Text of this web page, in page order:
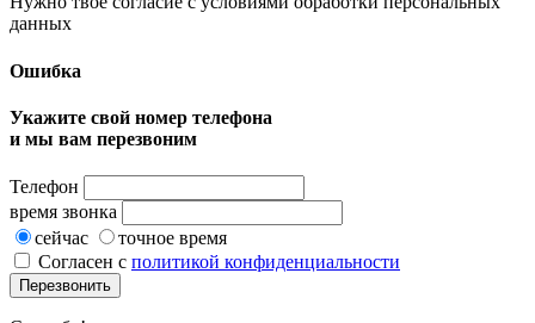
данных
Ошибка
Укажите свой номер телефона
и мы вам перезвоним
Телефон
время звонка
сейчас
точное время
Согласен с политикой конфиденциальности
Перезвонить